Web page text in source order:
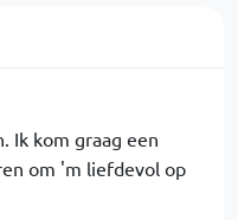
Ik kom graag een
om 'm liefdevol op